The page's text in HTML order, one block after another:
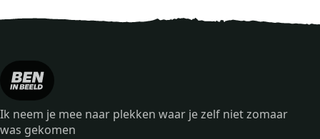
Ik neem je mee naar plekken waar je zelf niet zomaar
was gekomen